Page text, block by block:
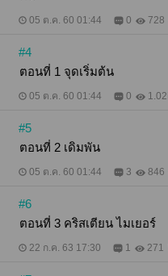
05 ต.ค. 60 01:44 0 728
#4
ตอนที่ 1 จุดเริ่มต้น
05 ต.ค. 60 01:44 0
#5
ตอนที่ 2 เดิมพัน
05 ต.ค. 60 01:44 3 846
#6
ตอนที่ 3 คริสเตียน ไมเยอร์
22 ก.ค. 63 17:30 1 271